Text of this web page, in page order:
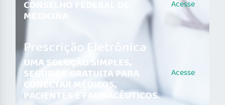
CONSELHO FEDERAL DE
MEDICINA
Acesse
Prescrição Eletrônica
UMA SOLUÇÃO SIMPLES,
SEGURA E GRATUITA PARA
CONECTAR MÉDICOS,
PACIENTES E FARMACÊUTICOS.
Acesse